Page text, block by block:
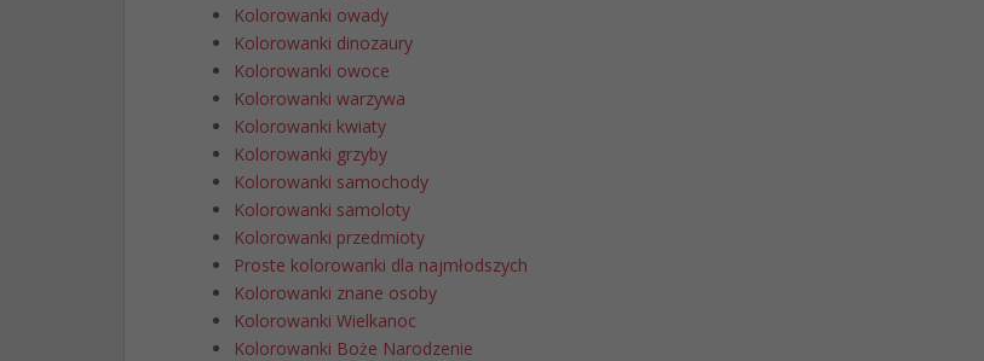
Kolorowanki owady
Kolorowanki dinozaury
Kolorowanki owoce
Kolorowanki warzywa
Kolorowanki kwiaty
Kolorowanki grzyby
Kolorowanki samochody
Kolorowanki samoloty
Kolorowanki przedmioty
Proste kolorowanki dla najmłodszych
Kolorowanki znane osoby
Kolorowanki Wielkanoc
Kolorowanki Boże Narodzenie